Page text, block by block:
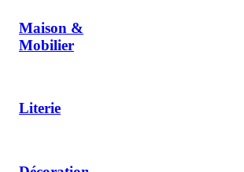
Maison &
Mobilier
Literie